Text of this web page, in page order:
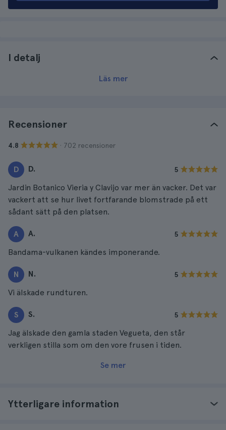
I detalj
Läs mer
Recensioner
4.8 · 702 recensioner
D D. 5
Jardin Botanico Vieria y Clavijo var mer än vacker. Det var
vackert att se hur livet fortfarande blomstrade på ett
sådant sätt på den platsen.
A A. 5
Bandama-vulkanen kändes imponerande.
N N. 5
Vi älskade rundturen.
S S. 5
Jag älskade den gamla staden Vegueta, den står
verkligen stilla som om den vore frusen i tiden.
Se mer
Ytterligare information